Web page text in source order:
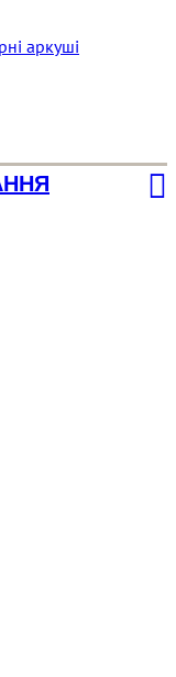
аркуші